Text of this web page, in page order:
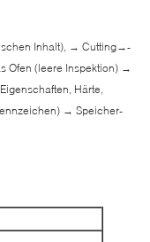
Inhalt), → Cutting→-
Ofen (leere Inspektion) →
Härte,
→ Speicher-